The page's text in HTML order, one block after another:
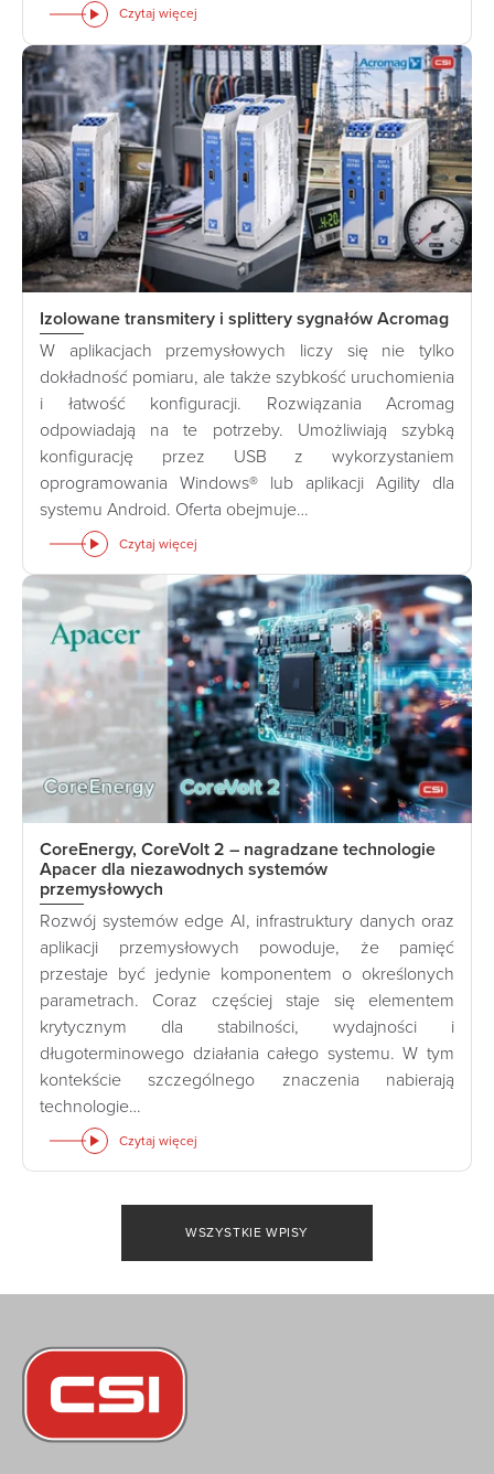
Czytaj więcej
Izolowane transmitery i splittery sygnałów Acromag
W aplikacjach przemysłowych liczy się nie tylko
dokładność pomiaru, ale także szybkość uruchomienia
i łatwość konfiguracji. Rozwiązania Acromag
odpowiadają na te potrzeby. Umożliwiają szybką
konfigurację przez USB z wykorzystaniem
oprogramowania Windows® lub aplikacji Agility dla
systemu Android. Oferta obejmuje…
Czytaj więcej
CoreEnergy, CoreVolt 2 – nagradzane technologie
Apacer dla niezawodnych systemów
przemysłowych
Rozwój systemów edge AI, infrastruktury danych oraz
aplikacji przemysłowych powoduje, że pamięć
przestaje być jedynie komponentem o określonych
parametrach. Coraz częściej staje się elementem
krytycznym dla stabilności, wydajności i
długoterminowego działania całego systemu. W tym
kontekście szczególnego znaczenia nabierają
technologie…
Czytaj więcej
WSZYSTKIE WPISY